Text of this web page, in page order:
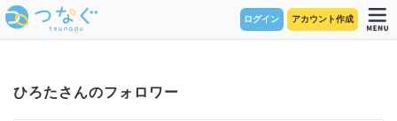
ログイン アカウント作成
ひろたさんのフォロワー